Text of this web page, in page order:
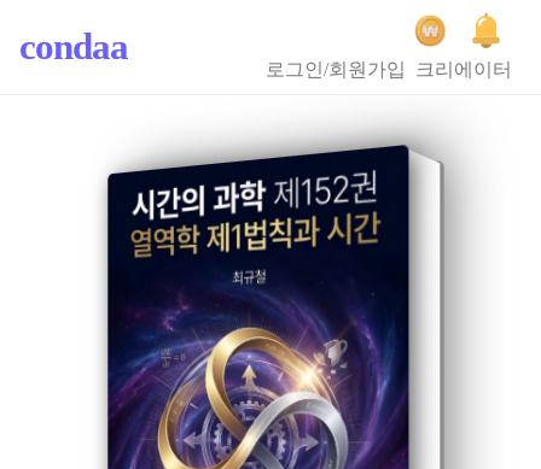
condaa
로그인/회원가입 크리에이터